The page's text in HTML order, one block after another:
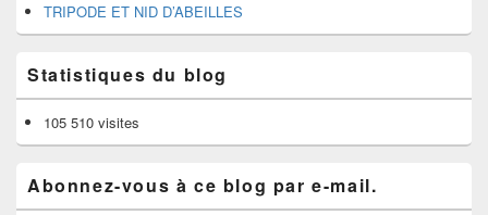
TRIPODE ET NID D’ABEILLES
Statistiques du blog
105 510 visites
Abonnez-vous à ce blog par e-mail.